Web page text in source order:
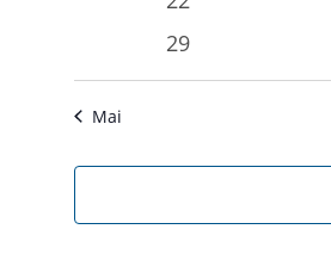
Veranstaltungen
0
Veranstaltungen
29
Mai